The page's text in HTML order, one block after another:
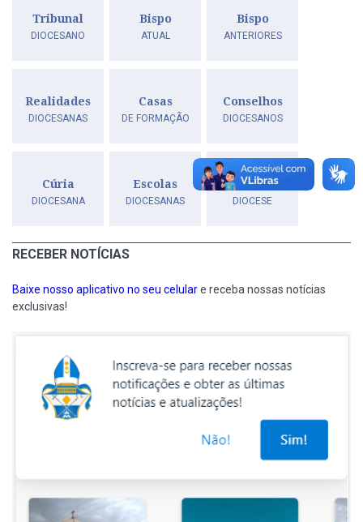
Tribunal
DIOCESANO
Bispo
ATUAL
Bispo
ANTERIORES
Realidades
DIOCESANAS
Casas
DE FORMAÇÃO
Conselhos
DIOCESANOS
Cúria
DIOCESANA
Escolas
DIOCESANAS
História
DIOCESE
RECEBER NOTÍCIAS
Baixe nosso aplicativo no seu celulare receba nossas notícias
exclusivas!